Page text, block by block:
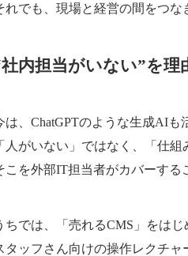
れでも、現場と経営の間をつな
内担当がいない”を
は、ChatGPTのような生成AIも
「人がいない」ではなく、「仕
こを外部IT担当者がカバーする
ちでは、「売れるCMS」をは
タッフさん向けの操作レクチャ